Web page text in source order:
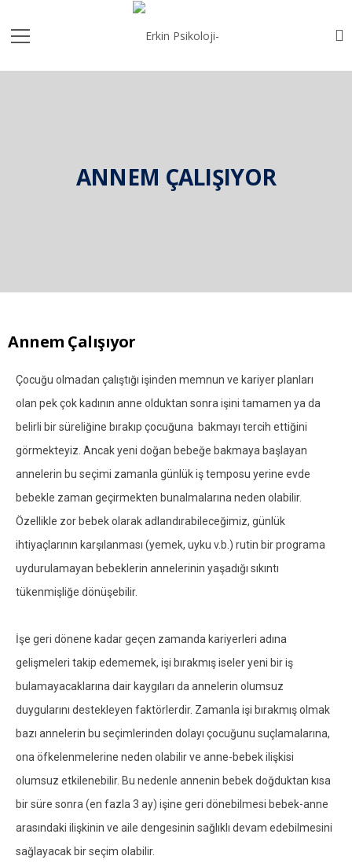
ANNEM ÇALIŞIYOR
Annem Çalışıyor
Çocuğu olmadan çalıştığı işinden memnun ve kariyer planları
olan pek çok kadının anne olduktan sonra işini tamamen ya da
belirli bir süreliğine bırakıp çocuğuna bakmayı tercih ettiğini
görmekteyiz. Ancak yeni doğan bebeğe bakmaya başlayan
annelerin bu seçimi zamanla günlük iş temposu yerine evde
bebekle zaman geçirmekten bunalmalarına neden olabilir.
Özellikle zor bebek olarak adlandırabileceğimiz, günlük
ihtiyaçlarının karşılanması (yemek, uyku v.b.) rutin bir programa
uydurulamayan bebeklerin annelerinin yaşadığı sıkıntı
tükenmişliğe dönüşebilir.
İşe geri dönene kadar geçen zamanda kariyerleri adına
gelişmeleri takip edememek, işi bırakmış iseler yeni bir iş
bulamayacaklarına dair kaygıları da annelerin olumsuz
duygularını destekleyen faktörlerdir. Zamanla işi bırakmış olmak
bazı annelerin bu seçimlerinden dolayı çocuğunu suçlamalarına,
ona öfkelenmelerine neden olabilir ve anne-bebek ilişkisi
olumsuz etkilenebilir. Bu nedenle annenin bebek doğduktan kısa
bir süre sonra (en fazla 3 ay) işine geri dönebilmesi bebek-anne
arasındaki ilişkinin ve aile dengesinin sağlıklı devam edebilmesini
sağlayacak bir seçim olabilir.